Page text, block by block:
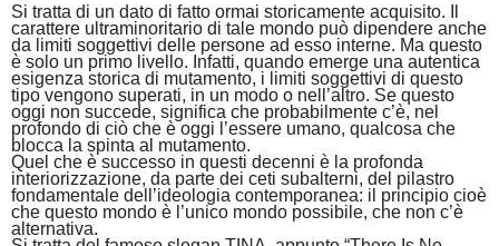
Si tratta di un dato di fatto ormai storicamente acquisito. Il
carattere ultraminoritario di tale mondo può dipendere anche
da limiti soggettivi delle persone ad esso interne. Ma questo
è solo un primo livello. Infatti, quando emerge una autentica
esigenza storica di mutamento, i limiti soggettivi di questo
tipo vengono superati, in un modo o nell’altro. Se questo
oggi non succede, significa che probabilmente c’è, nel
profondo di ciò che è oggi l’essere umano, qualcosa che
blocca la spinta al mutamento.
Quel che è successo in questi decenni è la profonda
interiorizzazione, da parte dei ceti subalterni, del pilastro
fondamentale dell’ideologia contemporanea: il principio cioè
che questo mondo è l’unico mondo possibile, che non c’è
alternativa.